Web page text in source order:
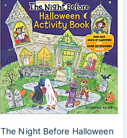
The Night Before Halloween